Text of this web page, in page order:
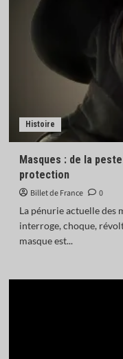
Histoire
Masques : de la
protection
Billet de France
0
La pénurie actuelle des
interroge, choque,
masque est...